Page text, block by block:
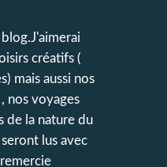
créatifs (
mais aussi nos
nos voyages
de la nature du
lus avec